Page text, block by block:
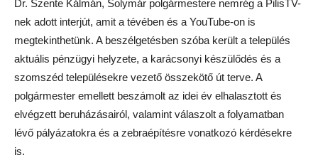
Dr. Szente Kálmán, Solymár polgármestere nemrég a PilisTV-
nek adott interjút, amit a tévében és a YouTube-on is
megtekinthetünk. A beszélgetésben szóba került a település
aktuális pénzügyi helyzete, a karácsonyi készülődés és a
szomszéd településekre vezető összekötő út terve. A
polgármester emellett beszámolt az idei év elhalasztott és
elvégzett beruházásairól, valamint válaszolt a folyamatban
lévő pályázatokra és a zebraépítésre vonatkozó kérdésekre
is.